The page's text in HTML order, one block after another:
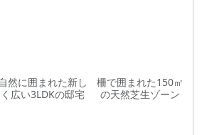
自然に囲まれた新し
く広い3LDKの邸宅
柵で囲まれた150㎡
の天然芝生ゾーン